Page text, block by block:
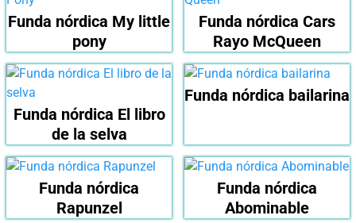
Funda nórdica My little
pony
Funda nórdica Cars
Rayo McQueen
Funda nórdica El libro
de la selva
Funda nórdica bailarina
Funda nórdica
Rapunzel
Funda nórdica
Abominable